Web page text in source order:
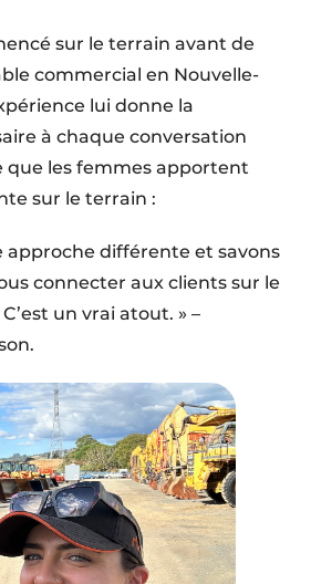
sur le terrain avant de
commercial en Nouvelle-
lui donne la
à chaque conversation
que les femmes apportent
sur le terrain :
approche différente et savons
connecter aux clients sur le
un vrai atout. » –